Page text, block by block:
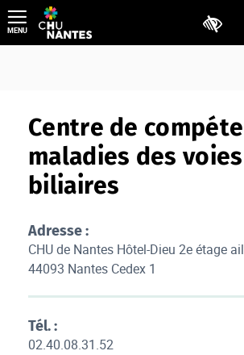
Aller
au
contenu
Outils
MENU
Centre de
maladies des voies
biliaires
Adresse :
CHU de Nantes Hôtel-Dieu 2e étage
44093 Nantes Cedex 1
Tél. :
02.40.08.31.52